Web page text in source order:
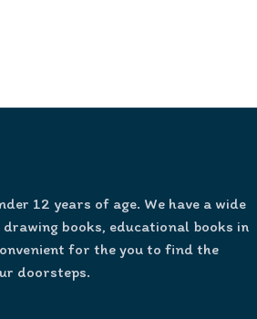
12 years of age. We have a wide
books, educational books in
for the you to find the
doorsteps.